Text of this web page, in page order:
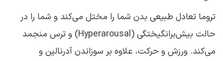
تروما تعادل طبیعی بدن شما را مختل می‌کند و شما را در
حالت بیش‌برانگیختگی (Hyperarousal) و ترس منجمد
می‌کند. ورزش و حرکت، علاوه بر سوزاندن آدرنالین و